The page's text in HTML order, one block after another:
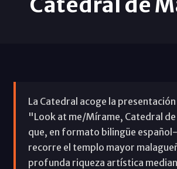
La Catedral acoge la
"Look at me/Mírame, Catedral
que, en formato bilingüe
recorre el templo mayor
profunda riqueza artística